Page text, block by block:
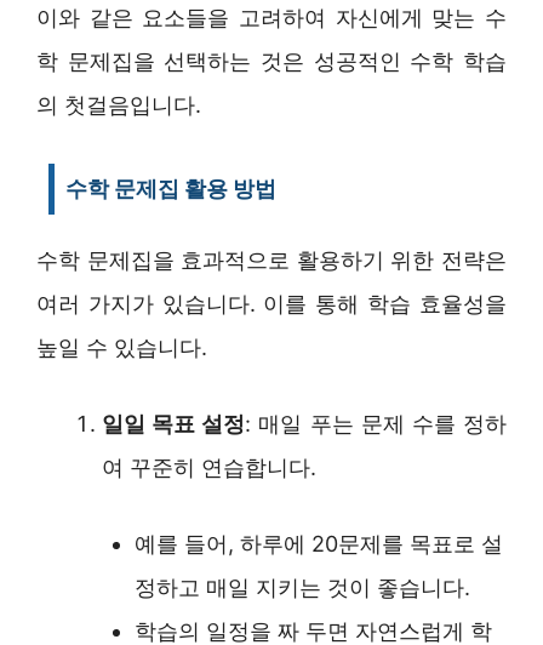
이와 같은 요소들을 고려하여 자신에게 맞는 수
학 문제집을 선택하는 것은 성공적인 수학 학습
의 첫걸음입니다.
수학 문제집 활용 방법
수학 문제집을 효과적으로 활용하기 위한 전략은
여러 가지가 있습니다. 이를 통해 학습 효율성을
높일 수 있습니다.
일일 목표 설정: 매일 푸는 문제 수를 정하
여 꾸준히 연습합니다.
예를 들어, 하루에 20문제를 목표로 설
정하고 매일 지키는 것이 좋습니다.
학습의 일정을 짜 두면 자연스럽게 학